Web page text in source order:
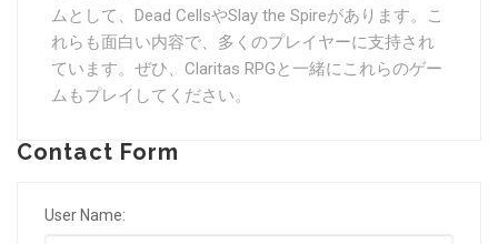
ムとして、 Dead CellsやSlay the Spireがあります。こ
れらも面白い内容で、多くのプレイヤーに支持され
ています。ぜひ、 Claritas RPGと一緒にこれらのゲー
ムもプレイしてください。
Contact Form
User Name: